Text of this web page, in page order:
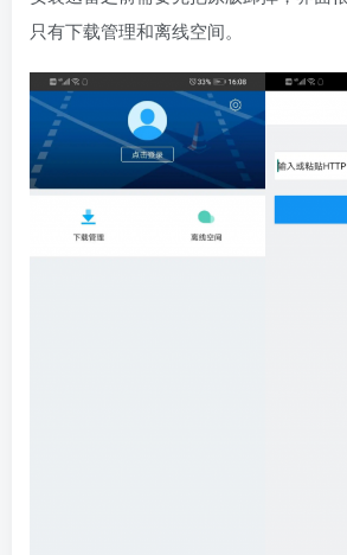
只有下载管理和离线空间。